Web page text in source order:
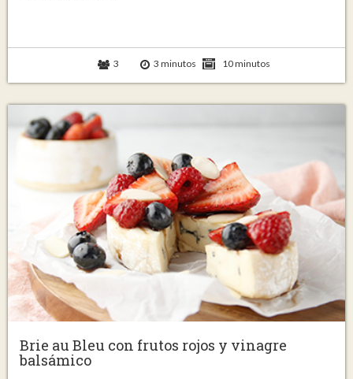
3 3 minutos 10 minutos
Brie au Bleu con frutos rojos y vinagre
balsámico